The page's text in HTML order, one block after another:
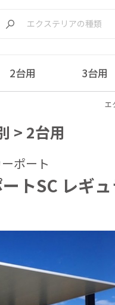
2台用 3台用
エ
> 2台用
ポート
トSC レギ